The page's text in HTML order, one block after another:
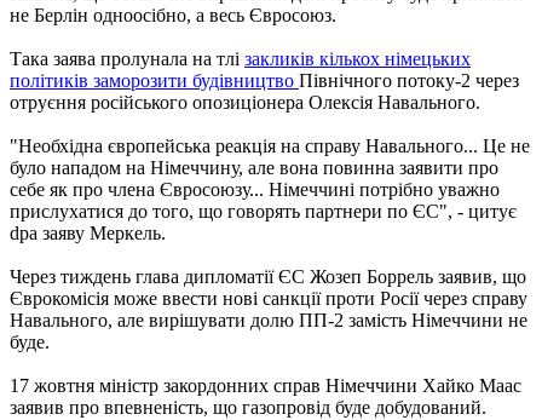
не Берлін одноосібно, а весь Євросоюз.
Така заява пролунала на тлі закликів кількох німецьких
політиків заморозити будівництво Північного потоку-2 через
отруєння російського опозиціонера Олексія Навального.
"Необхідна європейська реакція на справу Навального... Це не
було нападом на Німеччину, але вона повинна заявити про
себе як про члена Євросоюзу... Німеччині потрібно уважно
прислухатися до того, що говорять партнери по ЄС", - цитує
dpa заяву Меркель.
Через тиждень глава дипломатії ЄС Жозеп Боррель заявив, що
Єврокомісія може ввести нові санкції проти Росії через справу
Навального, але вирішувати долю ПП-2 замість Німеччини не
буде.
17 жовтня міністр закордонних справ Німеччини Хайко Маас
заявив про впевненість, що газопровід буде добудований.